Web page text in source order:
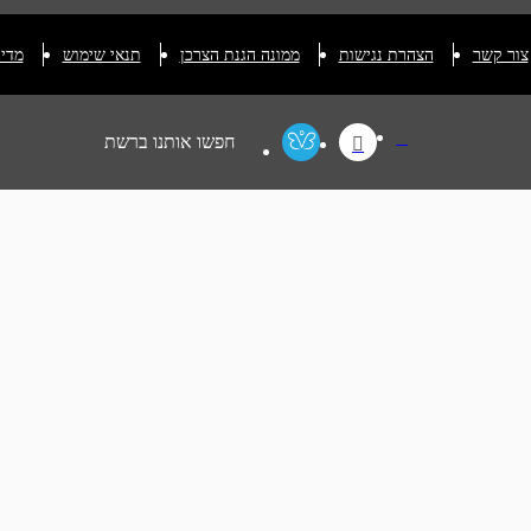
תנאי שימוש ממונה הגנת הצרכן הצהרת נגישות צור קשר
חפשו אותנו ברשת